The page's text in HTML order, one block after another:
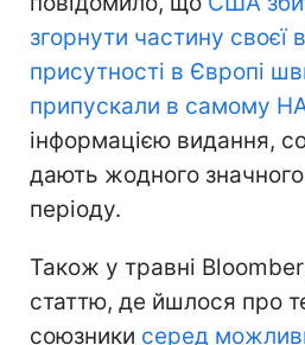
згорнути частину своєї
присутності в Європі
припускали в самому
інформацією видання,
дають жодного
періоду.
Також у травні
статтю, де йшлося про
союзники серед